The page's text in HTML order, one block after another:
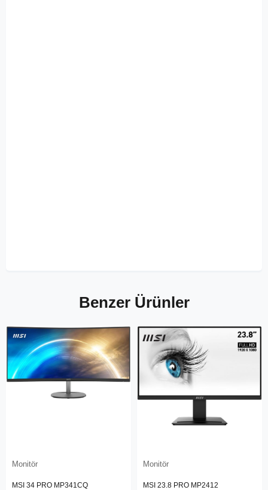
Benzer Ürünler
Monitör
MSI 34 PRO MP341CQ
Monitör
MSI 23.8 PRO MP2412